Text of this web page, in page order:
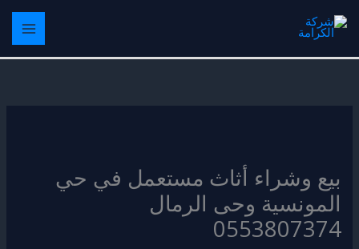
إلى
بيع وشراء أثاث مستعمل في حي
المونسية وحى الرمال
0553807374